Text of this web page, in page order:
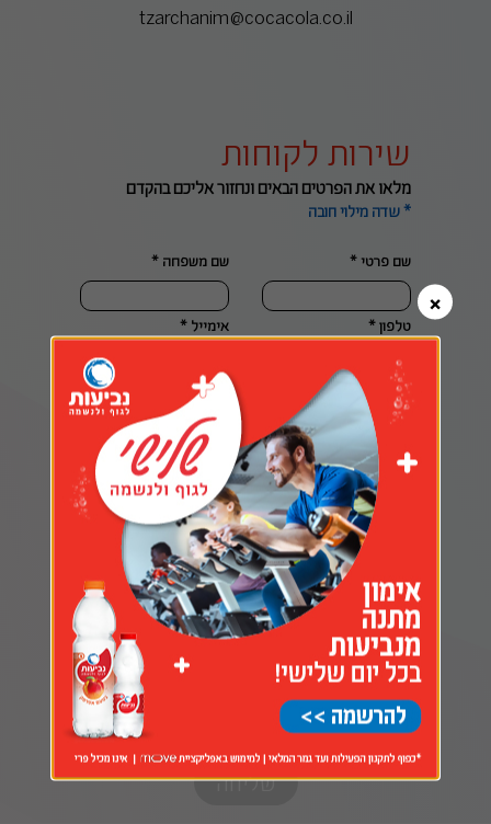
tzarchanim@cocacola.co.il
שירות לקוחות
מלאו את הפרטים הבאים ונחזור אליכם בהקדם
* שדה מילוי חובה
שם פרטי * שם משפחה *
טלפון * אימייל *
שירות
תוכן הפניה
אני מאשר/ת שמירת המידע שמסרתי במאגר מידע
ושימוש בו לצורך הפעילות המסחרית של קבוצת החברה
המרכזית לייצור משקאות קלים בע"מ (לרבות מותגיה
השונים כמפורט לעיל), וכן לאפשרות איסוף והעברת מידע
לגופים שלישיים, כמו קוקיז ופיקסלים של גוגל ופייסבוק,
הכל בהתאםלמדיניות הפרטיות
. ידוע לי שאיני חייב/ת
למסור את המידע לפי חוק אך לא אוכל לקבל את השירות
×